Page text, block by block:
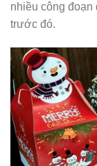
nhiều công đoạn
trước đó.